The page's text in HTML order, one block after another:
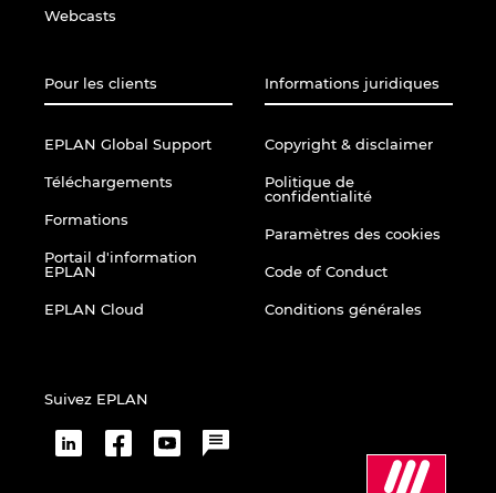
Webcasts
Pour les clients
EPLAN Global Support
Téléchargements
Formations
Portail d'information
EPLAN
EPLAN Cloud
Informations juridiques
Copyright & disclaimer
Politique de
confidentialité
Paramètres des cookies
Code of Conduct
Conditions générales
Suivez EPLAN
Peru
Poland
Portugal
Singapore